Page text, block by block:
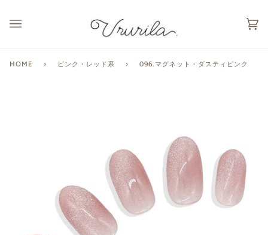
HOME › ピンク・レッド系 › 096.マグネット・ダスティピンク